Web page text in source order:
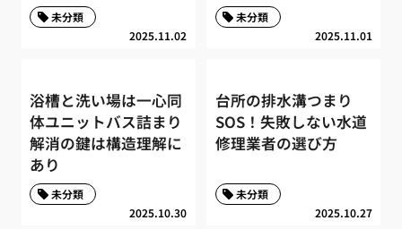
2025.11.02
未分類
2025.11.01
未分類
浴槽と洗い場は一心同
体ユニットバス詰まり
解消の鍵は構造理解に
あり
2025.10.30
未分類
台所の排水溝つまり
SOS！失敗しない水道
修理業者の選び方
2025.10.27
未分類